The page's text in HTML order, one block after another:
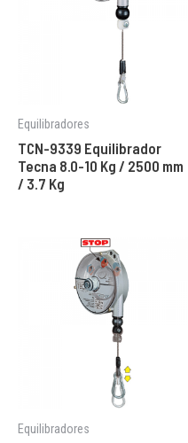
Equilibradores
TCN-9339 Equilibrador
Tecna 8.0-10 Kg / 2500 mm
/ 3.7 Kg
Equilibradores